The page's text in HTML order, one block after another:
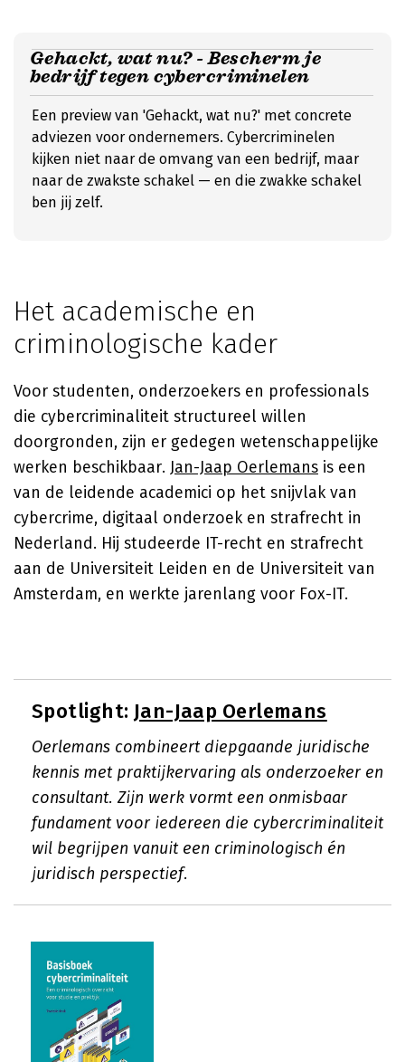
Gehackt, wat nu? - Bescherm je
bedrijf tegen cybercriminelen
Een preview van 'Gehackt, wat nu?' met concrete
adviezen voor ondernemers. Cybercriminelen
kijken niet naar de omvang van een bedrijf, maar
naar de zwakste schakel — en die zwakke schakel
ben jij zelf.
Het academische en
criminologische kader
Voor studenten, onderzoekers en professionals
die cybercriminaliteit structureel willen
doorgronden, zijn er gedegen wetenschappelijke
werken beschikbaar. Jan-Jaap Oerlemans is een
van de leidende academici op het snijvlak van
cybercrime, digitaal onderzoek en strafrecht in
Nederland. Hij studeerde IT-recht en strafrecht
aan de Universiteit Leiden en de Universiteit van
Amsterdam, en werkte jarenlang voor Fox-IT.
Spotlight: Jan-Jaap Oerlemans
Oerlemans combineert diepgaande juridische
kennis met praktijkervaring als onderzoeker en
consultant. Zijn werk vormt een onmisbaar
fundament voor iedereen die cybercriminaliteit
wil begrijpen vanuit een criminologisch én
juridisch perspectief.